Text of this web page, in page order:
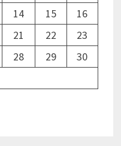
14 15
16
21 22
23
28 29
30